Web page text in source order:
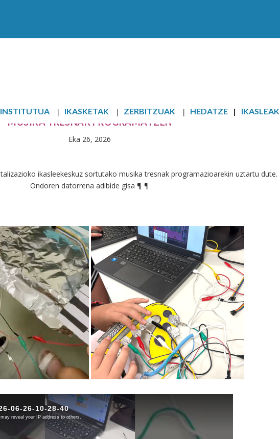
INSTITUTUA IKASKETAK ZERBITZUAK HEDATZE IKASLEAK
MUSIKA TRESNAK PROGRAMATZEN
Eka 26, 2026
ikasleekeskuz sortutako musika tresnak programazioarekin uztartu dute.
Ondoren datorrena adibide gisa ¶ ¶